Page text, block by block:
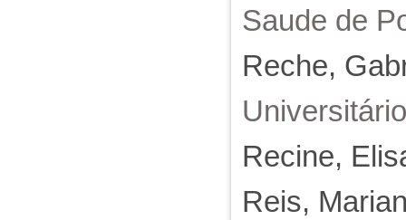
Saude de
Reche,
Recine,
Reis,